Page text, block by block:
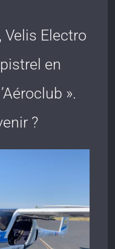
Velis Electro
en
».
?